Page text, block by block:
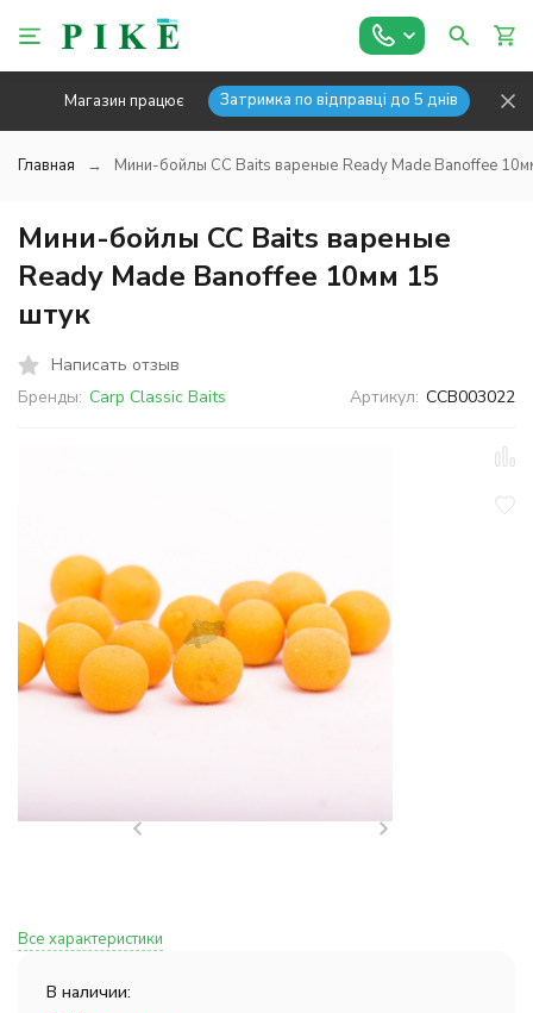
Магазин працює Затримка по відправці до 5 днів
Главная Мини-бойлы CC Baits вареные Ready Made Banoffee
Мини-бойлы CC Baits вареные
Ready Made Banoffee 10мм 15
штук
Написать отзыв
Бренды: Carp Classic Baits Артикул: CCB003022
Все характеристики
В наличии: